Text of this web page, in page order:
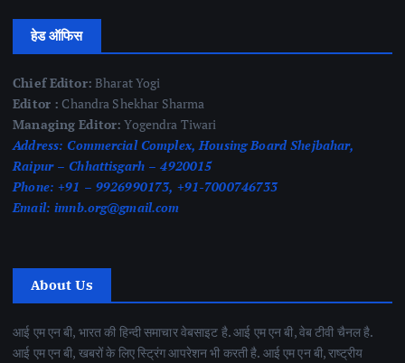
हेड ऑफिस
Chief Editor: Bharat Yogi
Editor : Chandra Shekhar Sharma
Managing Editor: Yogendra Tiwari
Address: Commercial Complex, Housing Board Shejbahar,
Raipur – Chhattisgarh – 4920015
Phone: +91 – 9926990173, +91-7000746733
Email: imnb.org@gmail.com
About Us
आई एम एन बी, भारत की हिन्दी समाचार वेबसाइट है. आई एम एन बी, वेब टीवी चैनल है.
आई एम एन बी, खबरों के लिए स्ट्रिंग आपरेशन भी करती है. आई एम एन बी, राष्ट्रीय